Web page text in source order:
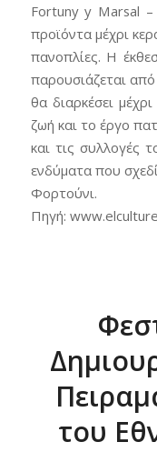
Fortuny y Marsal
προϊόντα μέχρι
πανοπλίες. Η
παρουσιάζεται
θα διαρκέσει
ζωή και το έργο
και τις συλλογές
ενδύματα που
Φορτούνι.
Πηγή:
του